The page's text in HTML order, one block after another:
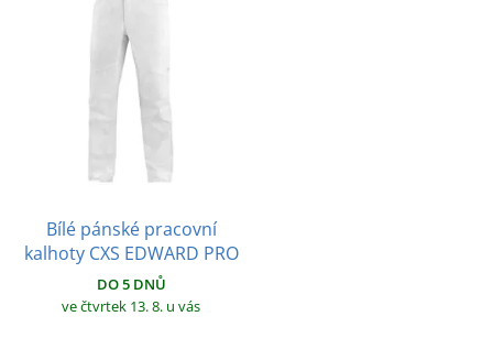
Bílé pánské pracovní
kalhoty CXS EDWARD PRO
DO 5 DNŮ
ve čtvrtek 13. 8. u vás